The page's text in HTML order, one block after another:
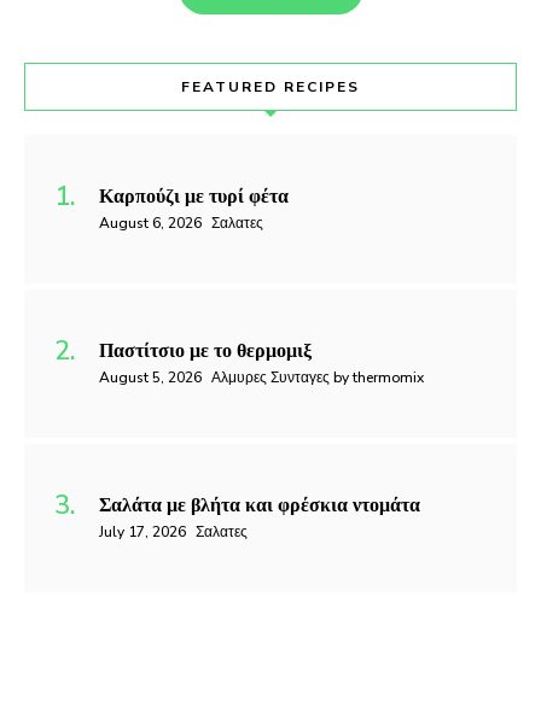
FEATURED RECIPES
Καρπούζι με τυρί φέτα
August 6, 2026 Σαλατες
Παστίτσιο με το θερμομιξ
August 5, 2026 Αλμυρες Συνταγες by thermomix
Σαλάτα με βλήτα και φρέσκια ντομάτα
July 17, 2026 Σαλατες